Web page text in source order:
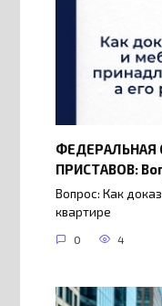
ФЕДЕРАЛЬНАЯ
ПРИСТАВОВ:
Вопрос: Как
квартире
0 4